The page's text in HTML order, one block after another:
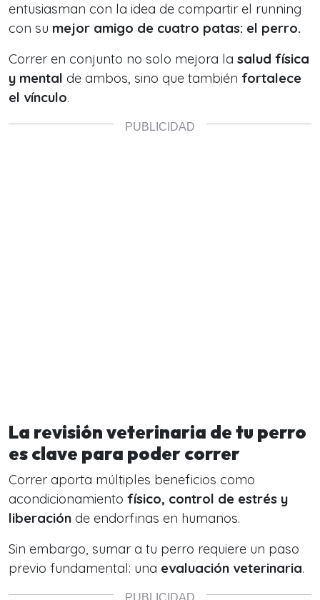
entusiasman con la idea de compartir el running
con su mejor amigo de cuatro patas: el perro.
Correr en conjunto no solo mejora la salud física
y mental de ambos, sino que también fortalece
el vínculo.
La revisión veterinaria de tu perro
es clave para poder correr
Correr aporta múltiples beneficios como
acondicionamiento físico, control de estrés y
liberación de endorfinas en humanos.
Sin embargo, sumar a tu perro requiere un paso
previo fundamental: una evaluación veterinaria.